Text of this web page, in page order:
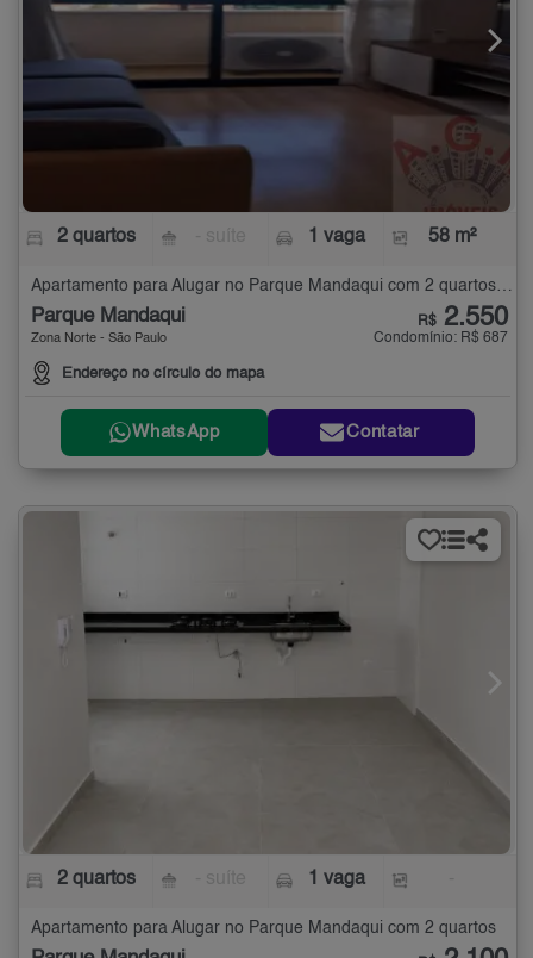
2 quartos 1 vaga 58 m²
Parque Mandaqui
Zona Norte - São Paulo
Endereço no círculo do mapa
R$ 2.550
Condomínio: R$ 687
WhatsApp Contatar
2 quartos 1 vaga
Apartamento para Alugar no Parque Mandaqui com 2 quartos